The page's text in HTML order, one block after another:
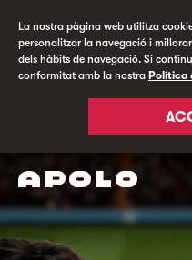
La nostra pàgina web utilitza
personalitzar la navegació i
dels hàbits de navegació. Si
conformitat amb la nostra Política